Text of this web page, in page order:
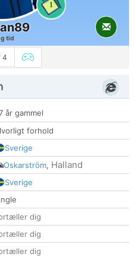
1
tid
4
år gammel
forhold
Sverige
Oskarström, Halland
Sverige
dig
dig
dig